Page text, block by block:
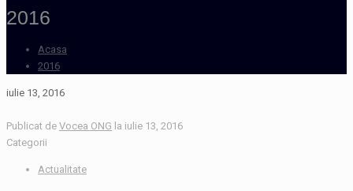
2016
Acasa
2016
iulie 13, 2016
Publicat de Vocea ONG la iulie 13, 2016
Categorii
Actualitate